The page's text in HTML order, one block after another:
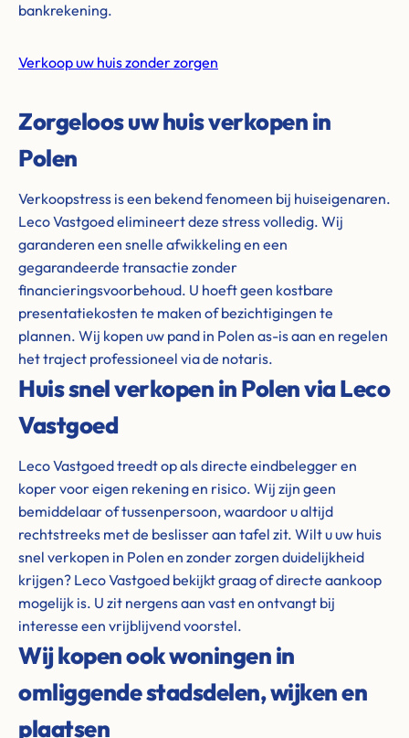
bankrekening.
Verkoop uw huis zonder zorgen
Zorgeloos uw huis verkopen in
Polen
Verkoopstress is een bekend fenomeen bij huiseigenaren.
Leco Vastgoed elimineert deze stress volledig. Wij
garanderen een snelle afwikkeling en een
gegarandeerde transactie zonder
financieringsvoorbehoud. U hoeft geen kostbare
presentatiekosten te maken of bezichtigingen te
plannen. Wij kopen uw pand in Polen as-is aan en regelen
het traject professioneel via de notaris.
Huis snel verkopen in Polen via Leco
Vastgoed
Leco Vastgoed treedt op als directe eindbelegger en
koper voor eigen rekening en risico. Wij zijn geen
bemiddelaar of tussenpersoon, waardoor u altijd
rechtstreeks met de beslisser aan tafel zit. Wilt u uw huis
snel verkopen in Polen en zonder zorgen duidelijkheid
krijgen? Leco Vastgoed bekijkt graag of directe aankoop
mogelijk is. U zit nergens aan vast en ontvangt bij
interesse een vrijblijvend voorstel.
Wij kopen ook woningen in
omliggende stadsdelen, wijken en
plaatsen